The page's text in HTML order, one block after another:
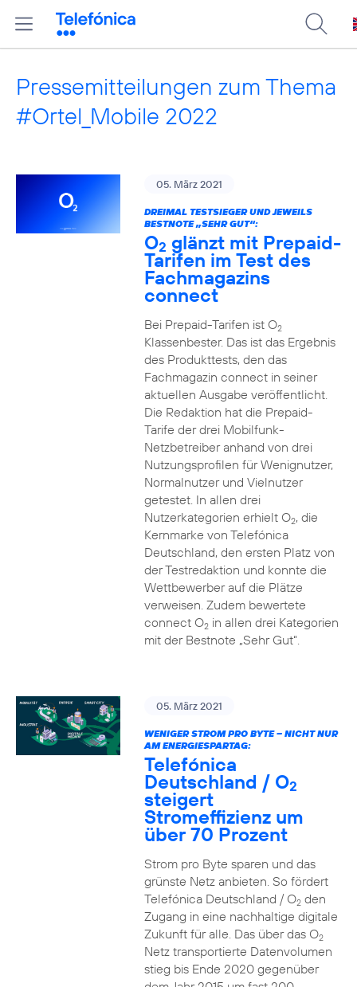
Pressemitteilungen zum Thema
#Ortel_Mobile 2022
05. März 2021
DREIMAL TESTSIEGER UND JEWEILS
BESTNOTE „SEHR GUT“:
O2 glänzt mit Prepaid-
Tarifen im Test des
Fachmagazins
connect
Bei Prepaid-Tarifen ist O2
Klassenbester. Das ist das Ergebnis
des Produkttests, den das
Fachmagazin connect in seiner
aktuellen Ausgabe veröffentlicht.
Die Redaktion hat die Prepaid-
Tarife der drei Mobilfunk-
Netzbetreiber anhand von drei
Nutzungsprofilen für Wenignutzer,
Normalnutzer und Vielnutzer
getestet. In allen drei
Nutzerkategorien erhielt O2, die
Kernmarke von Telefónica
Deutschland, den ersten Platz von
der Testredaktion und konnte die
Wettbewerber auf die Plätze
verweisen. Zudem bewertete
connect O2in allen drei Kategorien
mit der Bestnote „Sehr Gut“.
05. März 2021
WENIGER STROM PRO BYTE – NICHT NUR
AM ENERGIESPARTAG:
Telefónica
Deutschland / O2
steigert
Stromeffizienz um
über 70 Prozent
Strom pro Byte sparen und das
grünste Netz anbieten. So fördert
Telefónica Deutschland / O2den
Zugang in eine nachhaltige digitale
Zukunft für alle. Das über das O2
Netz transportierte Datenvolumen
stieg bis Ende 2020 gegenüber